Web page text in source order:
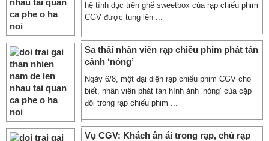
hệ tình dục trên ghế sweetbox của rạp chiếu phim
CGV được tung lên ...
Sa thải nhân viên rạp chiếu phim phát tán
cảnh ‘nóng’
Ngày 6/8, một đại diện rạp chiếu phim CGV cho
biết, nhân viên phát tán hình ảnh ‘nóng’ của cặp
đôi trong rạp chiếu phim ...
Vụ CGV: Khách ân ái trong rạp, chủ rạp